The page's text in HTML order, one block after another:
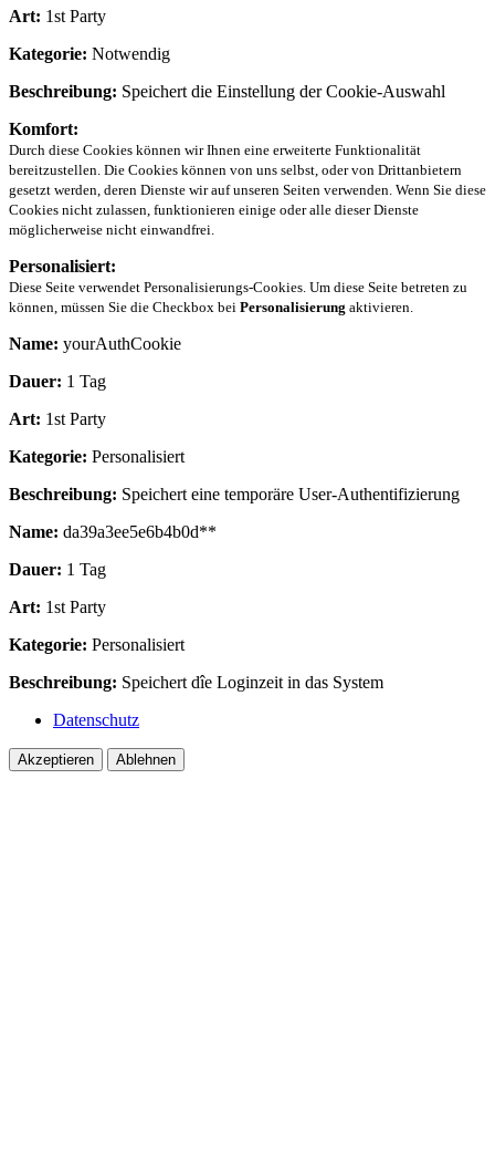
Art: 1st Party
Kategorie: Notwendig
Beschreibung: Speichert die Einstellung der Cookie-Auswahl
Komfort:
Durch diese Cookies können wir Ihnen eine erweiterte Funktionalität
bereitzustellen. Die Cookies können von uns selbst, oder von Drittanbietern
gesetzt werden, deren Dienste wir auf unseren Seiten verwenden. Wenn Sie diese
Cookies nicht zulassen, funktionieren einige oder alle dieser Dienste
möglicherweise nicht einwandfrei.
Personalisiert:
Diese Seite verwendet Personalisierungs-Cookies. Um diese Seite betreten zu
können, müssen Sie die Checkbox bei Personalisierung aktivieren.
Name: yourAuthCookie
Dauer: 1 Tag
Art: 1st Party
Kategorie: Personalisiert
Beschreibung: Speichert eine temporäre User-Authentifizierung
Name: da39a3ee5e6b4b0d**
Dauer: 1 Tag
Art: 1st Party
Kategorie: Personalisiert
Beschreibung: Speichert dîe Loginzeit in das System
Datenschutz
Akzeptieren Ablehnen